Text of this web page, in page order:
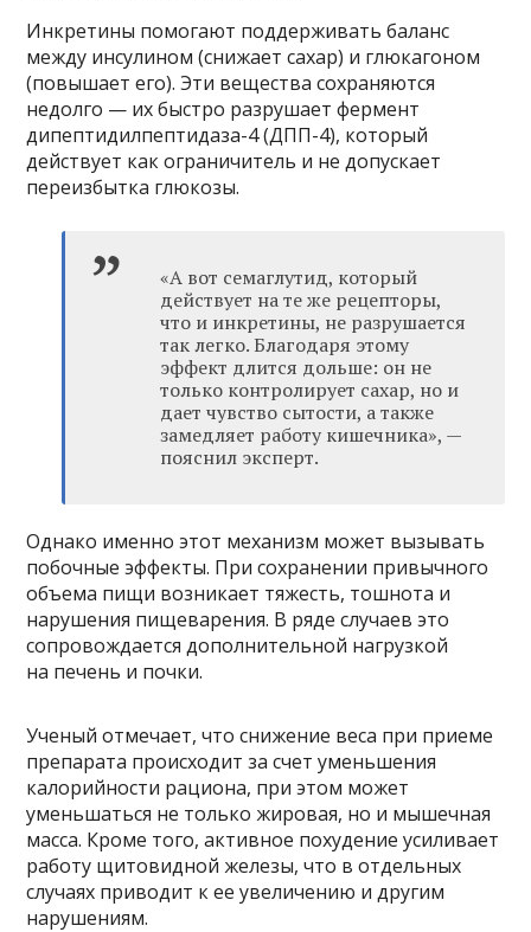
Инкретины помогают поддерживать баланс
между инсулином (снижает сахар) и глюкагоном
(повышает его). Эти вещества сохраняются
недолго — их быстро разрушает фермент
дипептидилпептидаза-4 (ДПП-4), который
действует как ограничитель и не допускает
переизбытка глюкозы.
«А вот семаглутид, который
действует на те же рецепторы,
что и инкретины, не разрушается
так легко. Благодаря этому
эффект длится дольше: он не
только контролирует сахар, но и
дает чувство сытости, а также
замедляет работу кишечника», —
пояснил эксперт.
Однако именно этот механизм может вызывать
побочные эффекты. При сохранении привычного
объема пищи возникает тяжесть, тошнота и
нарушения пищеварения. В ряде случаев это
сопровождается дополнительной нагрузкой
на печень и почки.
Ученый отмечает, что снижение веса при приеме
препарата происходит за счет уменьшения
калорийности рациона, при этом может
уменьшаться не только жировая, но и мышечная
масса. Кроме того, активное похудение усиливает
работу щитовидной железы, что в отдельных
случаях приводит к ее увеличению и другим
нарушениям.